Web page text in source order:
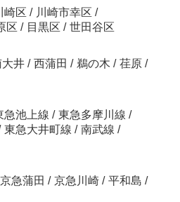
崎区 / 川崎市幸区 /
区 / 目黒区 / 世田谷区
大井 / 西蒲田 / 鵜の木 / 荏原 /
急池上線 / 東急多摩川線 /
東急大井町線 / 南武線 /
京急蒲田 / 京急川崎 / 平和島 /